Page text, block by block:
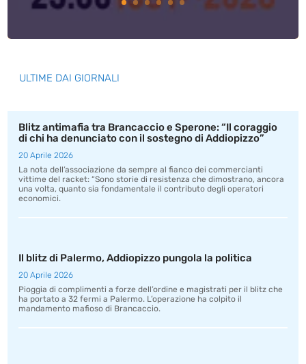
ULTIME DAI GIORNALI
Blitz antimafia tra Brancaccio e Sperone: “Il coraggio
di chi ha denunciato con il sostegno di Addiopizzo”
20 Aprile 2026
La nota dell’associazione da sempre al fianco dei commercianti
vittime del racket: “Sono storie di resistenza che dimostrano, ancora
una volta, quanto sia fondamentale il contributo degli operatori
economici.
Il blitz di Palermo, Addiopizzo pungola la politica
20 Aprile 2026
Pioggia di complimenti a forze dell’ordine e magistrati per il blitz che
ha portato a 32 fermi a Palermo. L’operazione ha colpito il
mandamento mafioso di Brancaccio.